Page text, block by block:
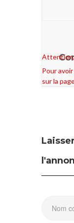
Pour
sur la